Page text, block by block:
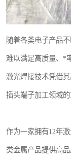
随着各类电子产品
难以满足高质量、*
激光焊接技术凭借
插头端子加工领域的
作为一家拥有12年
类金属产品提供高品